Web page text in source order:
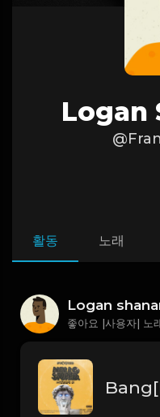
Logan
활동 노래
Logan
좋아요 |사용자| 노